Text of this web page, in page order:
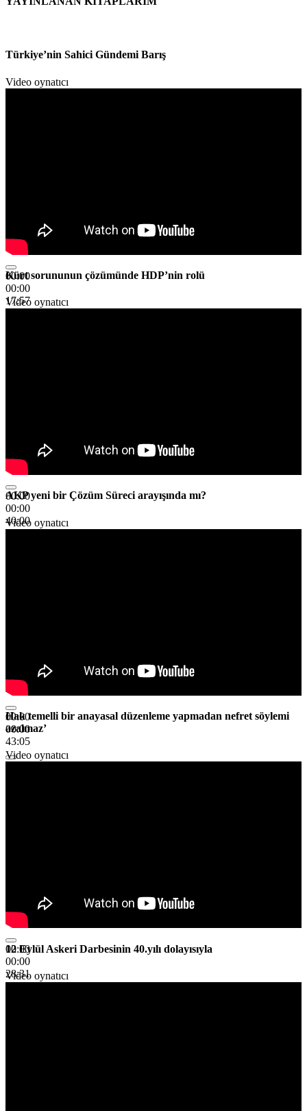
Türkiye’nin Sahici Gündemi Barış
Video oynatıcı
00:00
00:00
17:57
Kürt sorununun çözümünde HDP’nin rolü
Video oynatıcı
00:00
00:00
40:00
AKP yeni bir Çözüm Süreci arayışında mı?
Video oynatıcı
00:00
00:00
43:05
Hak temelli bir anayasal düzenleme yapmadan nefret söylemi
azalmaz’
Video oynatıcı
00:00
00:00
28:31
12 Eylül Askeri Darbesinin 40.yılı dolayısıyla
Video oynatıcı